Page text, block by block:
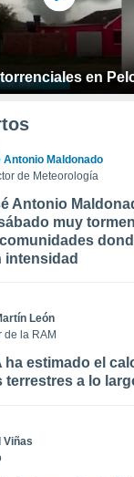
en
Antonio Maldonado
de Meteorología
Antonio
muy
comunidades
intensidad
León
de la RAM
ha estimado el
terrestres a lo
Viñas